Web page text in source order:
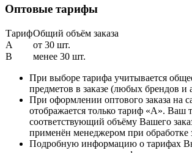
Оптовые тарифы
ТарифОбщий объём заказа
A
от 30 шт.
B
менее 30 шт.
При выборе тарифа учитывается
предметов в заказе (любых брендов и
При оформлении оптового заказа на
отображается только тариф «А». Ваш
соответствующий объёму Вашего
применён менеджером при обработке
Подробную информацию о тарифах